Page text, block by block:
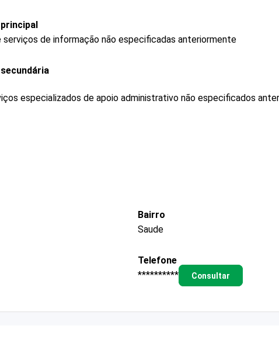
de informação não especificadas anteriormente
especializados de apoio administrativo não especificados
Bairro
Saude
Telefone
**********
Consultar